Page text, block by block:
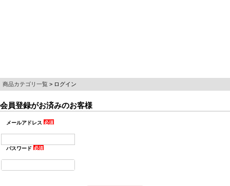
商品カテゴリ一覧 ログイン
会員登録がお済みのお客様
メールアドレス
パスワード